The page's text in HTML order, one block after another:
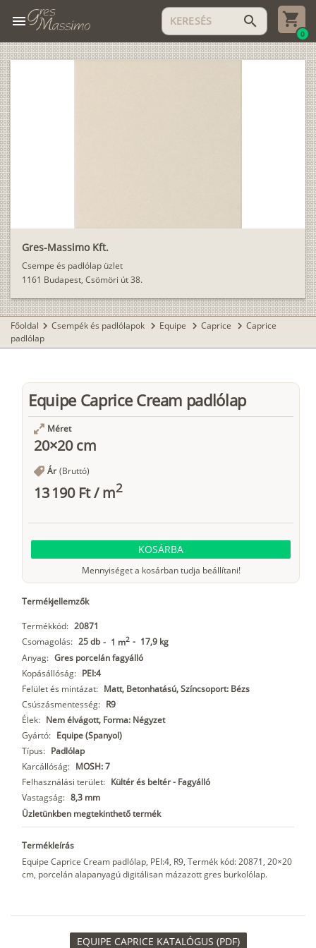
menu search
0
Gres-Massimo Kft.
Csempe és padlólap üzlet
1161 Budapest, Csömöri út 38.
Főoldal chevron_right Csempék és padlólapok chevron_right Equipe chevron_right Caprice chevron_right Caprice
padlólap
Equipe Caprice Cream padlólap
Méret
20×20 cm
Ár (Bruttó)
13 190 Ft/m2
KOSÁRBA
Mennyiséget a kosárban tudja beállítani!
Termékjellemzők
Termékkód: 20871
Csomagolás: 25 db - 1 m2 - 17,9 kg
Anyag: Gres porcelán fagyálló
Kopásállóság: PEI:4
Felület és mintázat: Matt, Betonhatású, Színcsoport: Bézs
Csúszásmentesség: R9
Élek: Nem élvágott, Forma: Négyzet
Gyártó: Equipe (Spanyol)
Típus: Padlólap
Karcállóság: MOSH: 7
Felhasználási terület: Kültér és beltér - Fagyálló
Vastagság: 8,3 mm
Üzletünkben megtekinthető termék
Termékleírás
Equipe Caprice Cream padlólap, PEI:4, R9, Termék kód: 20871, 20×20
cm, porcelán alapanyagú digitálisan mázazott gres burkolólap.
EQUIPE CAPRICE KATALÓGUS (PDF)